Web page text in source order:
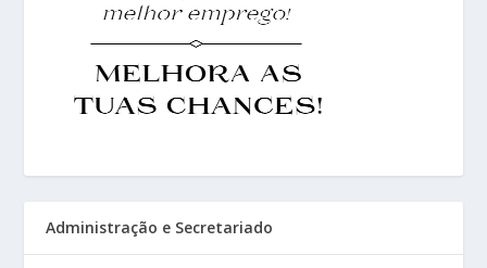
Administração e Secretariado